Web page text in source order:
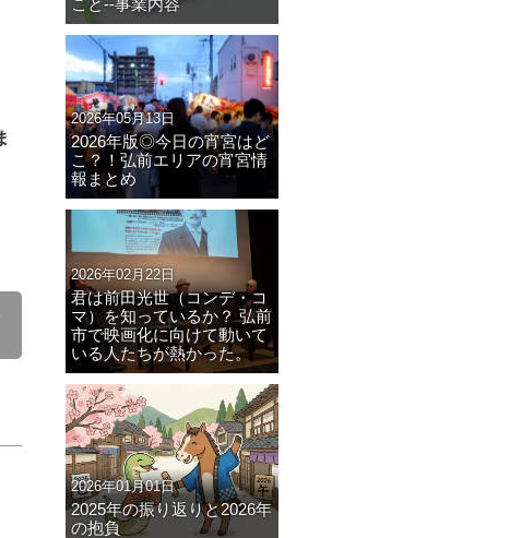
こと--事業内容
2026年05月13日
2026年版◎今日の宵宮はど
こ？！弘前エリアの宵宮情
報まとめ
2026年02月22日
君は前田光世（コンデ・コ
マ）を知っているか？ 弘前
市で映画化に向けて動いて
いる人たちが熱かった。
2026年01月01日
2025年の振り返りと2026年
の抱負